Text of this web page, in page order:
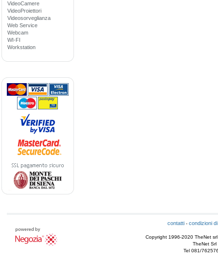
VideoCamere
VideoProiettori
Videosorveglianza
Web Service
Webcam
WI-FI
Workstation
contatti- condizioni
Copyright 1996-2020 TheNet
TheNet Srl
Tel 081/